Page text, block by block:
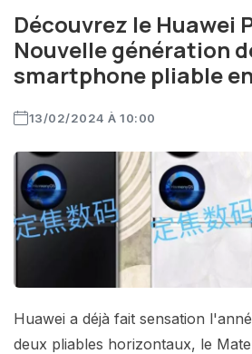
Découvrez le Huawei
Nouvelle génération
smartphone pliable
13/02/2024 À 10:00
Huawei a déjà fait sensation
deux pliables horizontaux, le